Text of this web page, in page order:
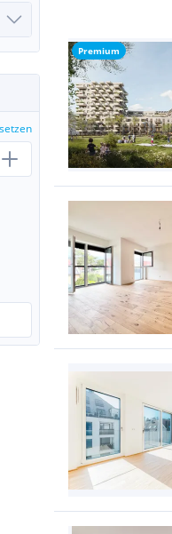
Premium